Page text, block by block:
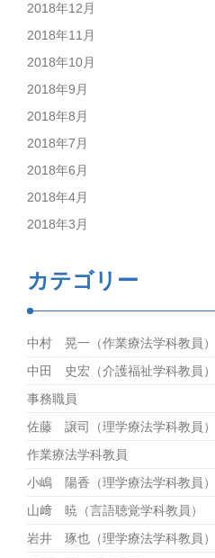
2018年12月
2018年11月
2018年10月
2018年9月
2018年8月
2018年7月
2018年6月
2018年4月
2018年3月
カテゴリー
中村 晃一（作業療法学科教員）
中田 史宏（介護福祉学科教員）
事務職員
佐藤 譲司（理学療法学科教員）
作業療法学科教員
小嶋 陽香（理学療法学科教員）
山﨑 暁（言語聴覚学科教員）
岩井 琢也（理学療法学科教員）